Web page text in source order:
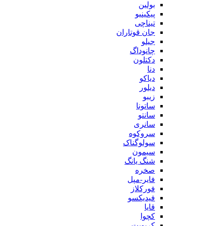
بولین
پیکینیو
تیناچی
جان قوتاران
جیلو
چانوداگ
دکتلون
دنا
دیاکو
دیلور
زیبو
ساتونا
سانتو
سانری
سروکوه
سولوگناک
سیمون
شنگ یانگ
صخره
فایر-مپل
فورکلاز
فیدیکسو
قایا
کچوا